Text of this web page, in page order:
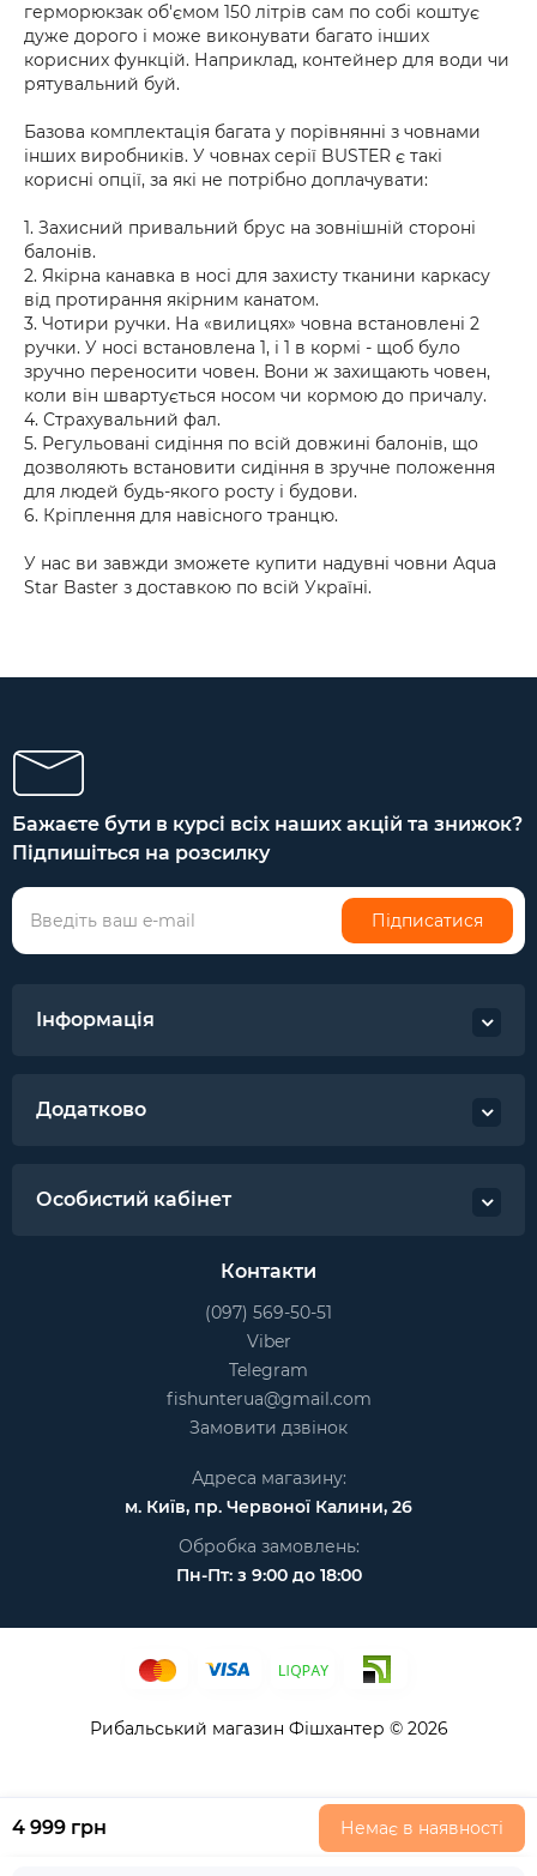
герморюкзак об'ємом 150 літрів сам по собі коштує
дуже дорого і може виконувати багато інших
корисних функцій. Наприклад, контейнер для води чи
рятувальний буй.
Базова комплектація багата у порівнянні з човнами
інших виробників. У човнах серії BUSTER є такі
корисні опції, за які не потрібно доплачувати:
1. Захисний привальний брус на зовнішній стороні
балонів.
2. Якірна канавка в носі для захисту тканини каркасу
від протирання якірним канатом.
3. Чотири ручки. На «вилицях» човна встановлені 2
ручки. У носі встановлена 1, і 1 в кормі - щоб було
зручно переносити човен. Вони ж захищають човен,
коли він швартується носом чи кормою до причалу.
4. Страхувальний фал.
5. Регульовані сидіння по всій довжині балонів, що
дозволяють встановити сидіння в зручне положення
для людей будь-якого росту і будови.
6. Кріплення для навісного транцю.
У нас ви завжди зможете купити надувні човни Aqua
Star Baster з доставкою по всій Україні.
4 999 грн Немає в наявності
Бажаєте бути в курсі всіх наших акцій та знижок?
Підпишіться на розсилку
Підписатися
Інформація
Додатково
Особистий кабінет
Контакти
(097) 569-50-51
Viber
Telegram
fishunterua@gmail.com
Замовити дзвінок
Адреса магазину:
м. Київ, пр. Червоної Калини, 26
Обробка замовлень:
Пн-Пт: з 9:00 до 18:00
Рибальський магазин Фішхантер © 2026